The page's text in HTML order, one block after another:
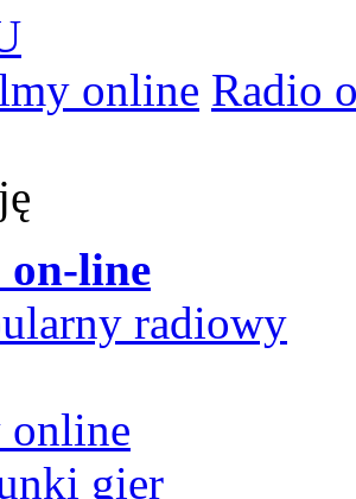
online Radio
on-line
radiowy
online
gier